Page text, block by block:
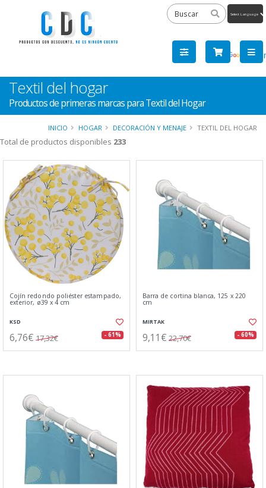
by
Textil del hogar
Productos de primeras marcas para Textil del Hogar
INICIO HOGAR DECORACIÓN Y MENAJE TEXTIL DEL HOGAR
Total de productos disponibles 233
Cojín redondo poliéster estampado,
exterior, ø39 x 4 cm
KSD
6,76€ 17,32€ - 61%
Barra de cortina blanca, 125 x 220
cm
MIRTAK
9,11€ 22,70€ - 60%